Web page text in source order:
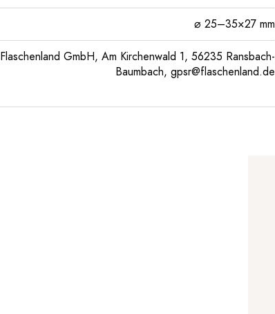
⌀ 25–35×27 mm
Flaschenland GmbH, Am Kirchenwald 1, 56235 Ransbach-
Baumbach, gpsr@flaschenland.de